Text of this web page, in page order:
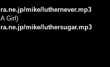
mike/luthernever.mp3
Girl)
mike/luthersugar.mp3